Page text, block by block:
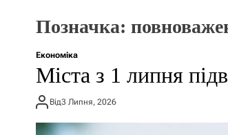
Позначка:
Економіка
Міста з 1 липня
Від3 Липня, 2026